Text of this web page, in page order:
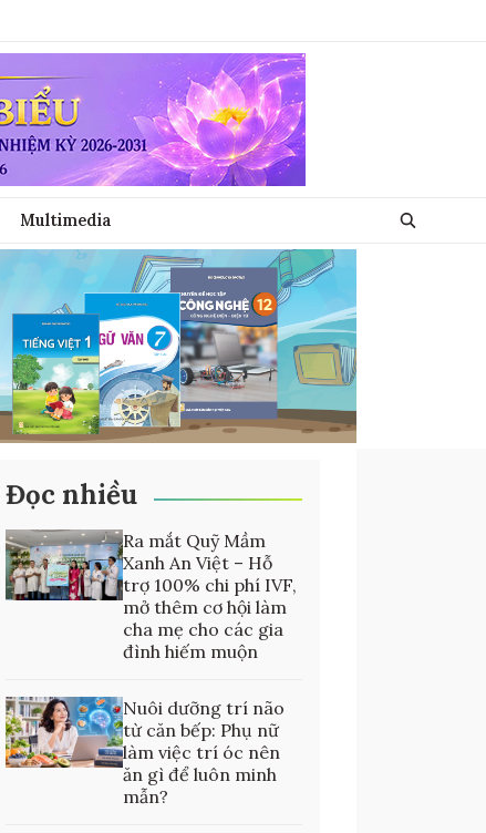
Multimedia
Đọc nhiều
Ra mắt Quỹ Mầm
Xanh An Việt – Hỗ
trợ 100% chi phí IVF,
mở thêm cơ hội làm
cha mẹ cho các gia
đình hiếm muộn
Nuôi dưỡng trí não
từ căn bếp: Phụ nữ
làm việc trí óc nên
ăn gì để luôn minh
mẫn?